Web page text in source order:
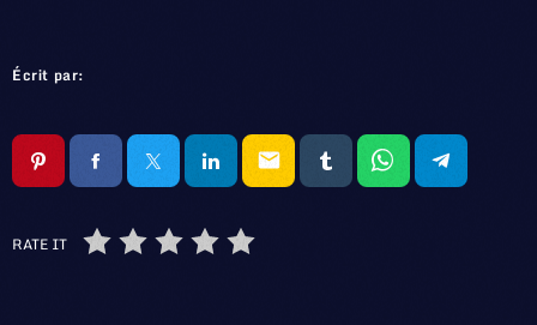
Écrit par:
email
RATE IT